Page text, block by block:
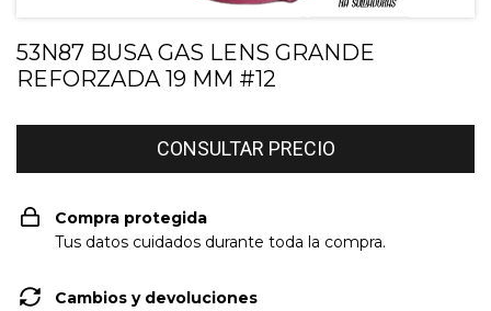
53N87 BUSA GAS LENS GRANDE
REFORZADA 19 MM #12
Compra protegida
Tus datos cuidados durante toda la compra.
Cambios y devoluciones